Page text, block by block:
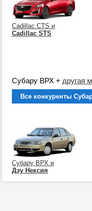
Cadillac CTS и
Cadillac STS
Субару ВРХ + другая
Все конкуренты
Субару ВРХ и
Дэу Нексия